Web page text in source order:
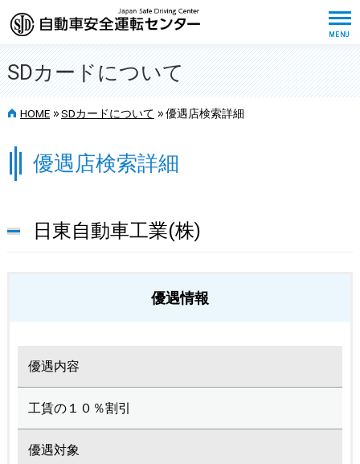
SDカードについて
HOME >> SDカードについて >> 優遇店検索詳細
優遇店検索詳細
日東自動車工業(株)
優遇情報
優遇内容
工賃の１０％割引
優遇対象